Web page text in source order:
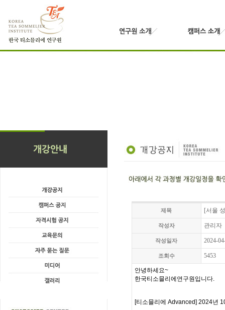
제목 [서울
작성자 관리자
작성일자 2024-
조회수 5453
안녕하세요~
한국티소믈리에연구원입니다.
[티소믈리에 Advanced] 2024년